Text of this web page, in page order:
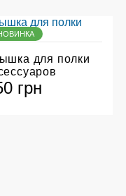
для полки
грн